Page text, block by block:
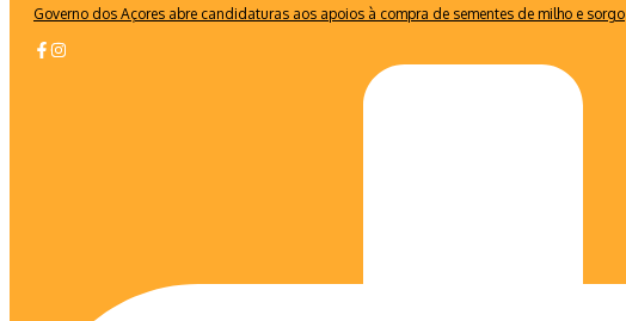
Governo dos Açores abre candidaturas aos apoios à compra de sementes de milho e sorgo